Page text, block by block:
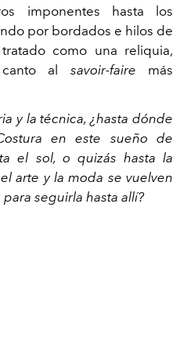
imponentes hasta los
por bordados e hilos de
como una reliquia,
al savoir-faire más
y la técnica, ¿hasta dónde
en este sueño de
el sol, o quizás hasta la
arte y la moda se vuelven
seguirla hasta allí?